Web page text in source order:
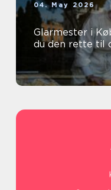
04. May 2026
Glarmester i
du den rette til